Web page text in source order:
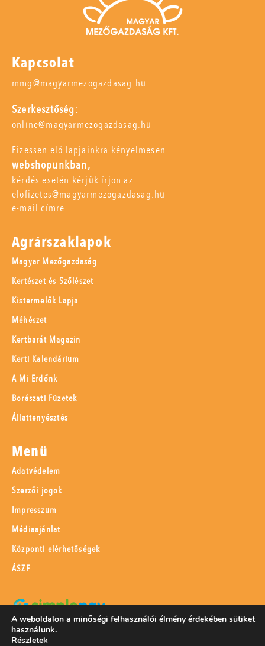
Kapcsolat
mmg@magyarmezogazdasag.hu
Szerkesztőség:
online@magyarmezogazdasag.hu
Fizessen elő lapjainkra kényelmesen
webshopunkban,
kérdés esetén kérjük írjon az
elofizetes@magyarmezogazdasag.hu
e-mail címre.
Agrárszaklapok
Magyar Mezőgazdaság
Kertészet és Szőlészet
Kistermelők Lapja
Méhészet
Kertbarát Magazin
Kerti Kalendárium
A Mi Erdőnk
Borászati Füzetek
Állattenyésztés
Menü
Adatvédelem
Szerzői jogok
Impresszum
Médiaajánlat
Központi elérhetőségek
ÁSZF
SimplePay adattovábbítási nyilatkozat
A weboldalon a minőségi felhasználói élmény érdekében sütiket
használunk.
Részletek